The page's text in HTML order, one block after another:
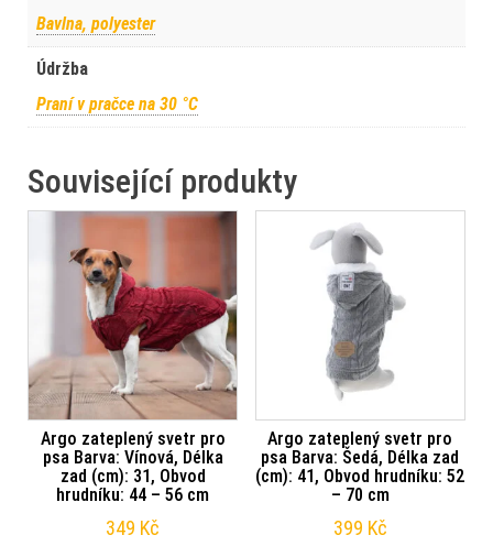
Bavlna, polyester
Údržba
Praní v pračce na 30 °C
Související produkty
Argo zateplený svetr pro
psa Barva: Vínová, Délka
zad (cm): 31, Obvod
hrudníku: 44 – 56 cm
349 Kč
Argo zateplený svetr pro
psa Barva: Šedá, Délka zad
(cm): 41, Obvod hrudníku: 52
– 70 cm
399 Kč